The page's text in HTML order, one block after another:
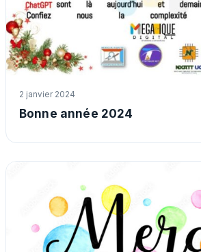
2 janvier 2024
Bonne année 2024